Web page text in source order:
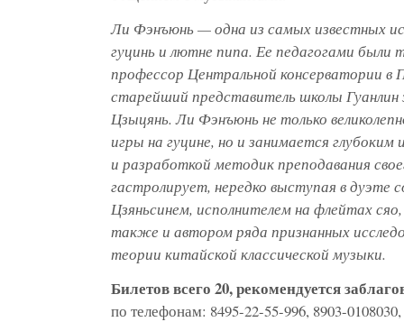
Ли Фэнъюнь — одна из самых известных
гуцинь и лютне пипа. Ее педагогами были
профессор Центральной консерватории в
старейший представитель школы
Цзыцянь. Ли Фэнъюнь не только
игры на гуцине, но и занимается
и разработкой методик преподавания
гастролирует, нередко выступая в дуэте
Цзяньсинем, исполнителем на флейтах
также и автором ряда признанных
теории китайской классической музыки.
Билетов всего 20, рекомендуется
по телефонам: 8495-22-55-996, 8903-0108030,